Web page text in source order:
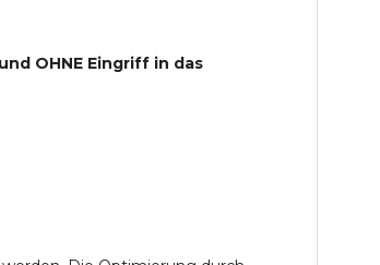
OHNE Eingriff in das